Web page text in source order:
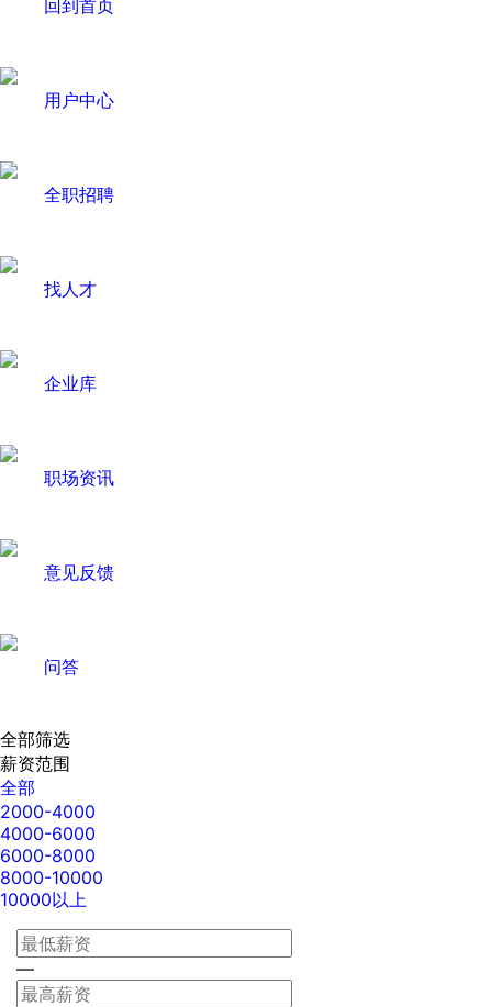
回到首页
用户中心
全职招聘
找人才
企业库
职场资讯
意见反馈
问答
全部筛选
薪资范围
全部
2000-4000
4000-6000
6000-8000
8000-10000
10000以上
—